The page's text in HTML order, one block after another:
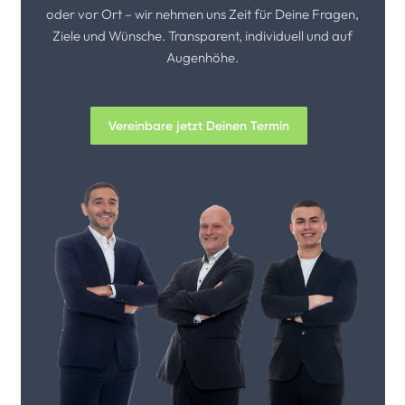
oder vor Ort – wir nehmen uns Zeit für Deine Fragen,
Ziele und Wünsche. Transparent, individuell und auf
Augenhöhe.
Vereinbare jetzt Deinen Termin